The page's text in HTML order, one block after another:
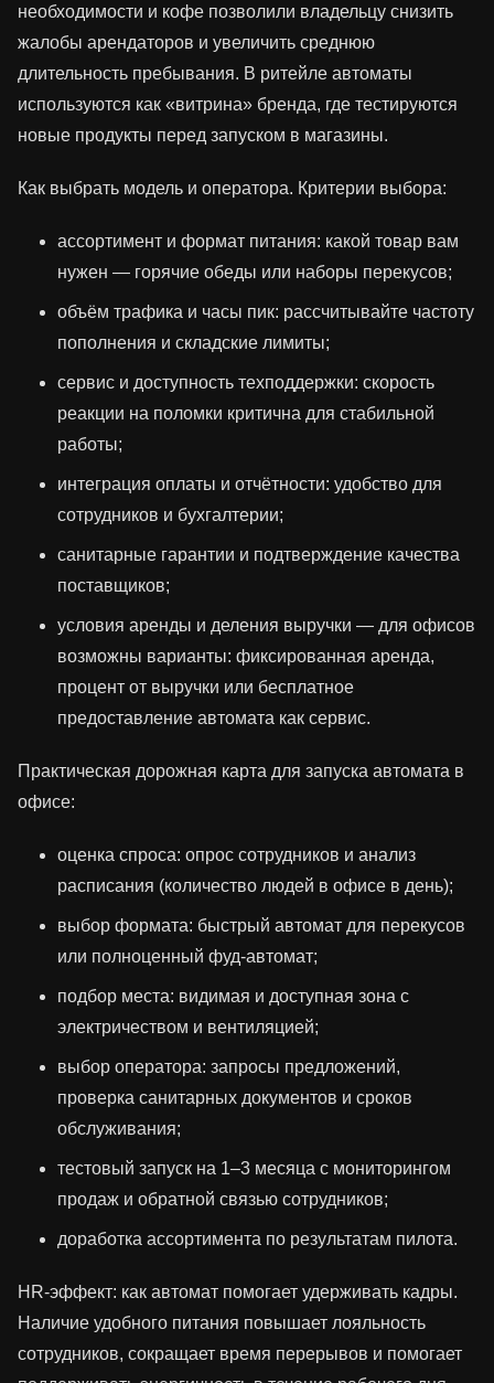
необходимости и кофе позволили владельцу снизить
жалобы арендаторов и увеличить среднюю
длительность пребывания. В ритейле автоматы
используются как «витрина» бренда, где тестируются
новые продукты перед запуском в магазины.
Как выбрать модель и оператора. Критерии выбора:
ассортимент и формат питания: какой товар вам
нужен — горячие обеды или наборы перекусов;
объём трафика и часы пик: рассчитывайте частоту
пополнения и складские лимиты;
сервис и доступность техподдержки: скорость
реакции на поломки критична для стабильной
работы;
интеграция оплаты и отчётности: удобство для
сотрудников и бухгалтерии;
санитарные гарантии и подтверждение качества
поставщиков;
условия аренды и деления выручки — для офисов
возможны варианты: фиксированная аренда,
процент от выручки или бесплатное
предоставление автомата как сервис.
Практическая дорожная карта для запуска автомата в
офисе:
оценка спроса: опрос сотрудников и анализ
расписания (количество людей в офисе в день);
выбор формата: быстрый автомат для перекусов
или полноценный фуд‑автомат;
подбор места: видимая и доступная зона с
электричеством и вентиляцией;
выбор оператора: запросы предложений,
проверка санитарных документов и сроков
обслуживания;
тестовый запуск на 1–3 месяца с мониторингом
продаж и обратной связью сотрудников;
доработка ассортимента по результатам пилота.
HR‑эффект: как автомат помогает удерживать кадры.
Наличие удобного питания повышает лояльность
сотрудников, сокращает время перерывов и помогает